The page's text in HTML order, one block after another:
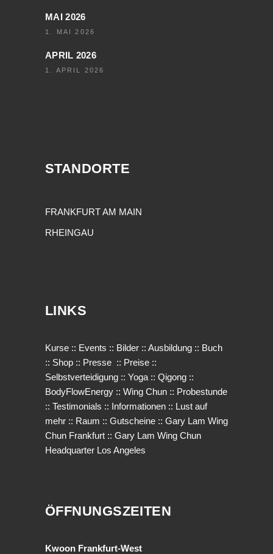
MAI 2026
1. MAI 2026
APRIL 2026
1. APRIL 2026
STANDORTE
FRANKFURT AM MAIN
RHEINGAU
LINKS
Kurse :: Events :: Bilder :: Ausbildung :: Buch
:: Shop :: Presse :: Preise ::
Selbstverteidigung :: Yoga :: Qigong ::
BodyFlowEnergy :: Wing Chun :: Probestunde
:: Testimonials :: Informationen :: Lust auf
mehr :: Raum :: Gutscheine :: Gary Lam Wing
Chun Frankfurt :: Gary Lam Wing Chun
Headquarter Los Angeles
ÖFFNUNGSZEITEN
Kwoon Frankfurt-West